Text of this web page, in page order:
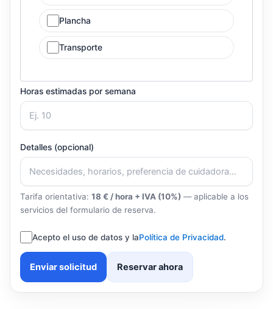
Plancha
Transporte
Horas estimadas por semana
Detalles (opcional)
Tarifa orientativa: 18 € / hora + IVA (10%) — aplicable a los
servicios del formulario de reserva.
Acepto el uso de datos y laPolítica de Privacidad.
Enviar solicitud Reservar ahora